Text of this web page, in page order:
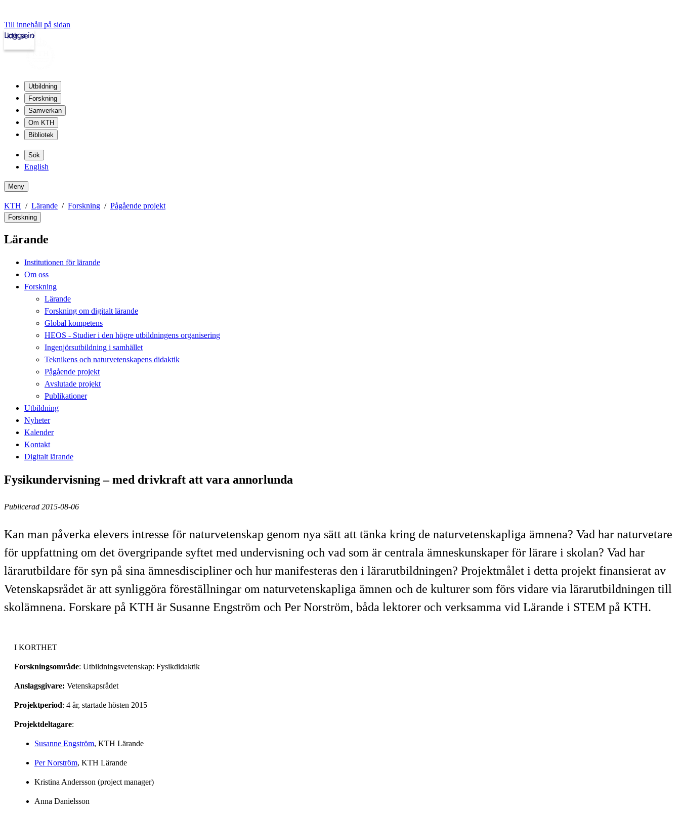
Till innehåll på sidan
kth.se
Logga in
Utbildning
Forskning
Samverkan
Om KTH
Bibliotek
Sök
English
Meny
KTH Lärande Forskning Pågående projekt
Forskning
Lärande
Institutionen för lärande
Om oss
Forskning
Lärande
Forskning om digitalt lärande
Global kompetens
HEOS - Studier i den högre utbildningens organisering
Ingenjörsutbildning i samhället
Teknikens och naturvetenskapens didaktik
Pågående projekt
Avslutade projekt
Publikationer
Utbildning
Nyheter
Kalender
Kontakt
Digitalt lärande
Fysikundervisning – med drivkraft att vara annorlunda
Publicerad 2015-08-06
Kan man påverka elevers intresse för naturvetenskap genom nya sätt att tänka kring de naturvetenskapliga ämnena? Vad har naturvetare
för uppfattning om det övergripande syftet med undervisning och vad som är centrala ämneskunskaper för lärare i skolan? Vad har
lärarutbildare för syn på sina ämnesdiscipliner och hur manifesteras den i lärarutbildningen? Projektmålet i detta projekt finansierat av
Vetenskapsrådet är att synliggöra föreställningar om naturvetenskapliga ämnen och de kulturer som förs vidare via lärarutbildningen till
skolämnena. Forskare på KTH är Susanne Engström och Per Norström, båda lektorer och verksamma vid Lärande i STEM på KTH.
I KORTHET
Forskningsområde: Utbildningsvetenskap: Fysikdidaktik
Anslagsgivare: Vetenskapsrådet
Projektperiod: 4 år, startade hösten 2015
Projektdeltagare:
Susanne Engström, KTH Lärande
Per Norström, KTH Lärande
Kristina Andersson (project manager)
Anna Danielsson